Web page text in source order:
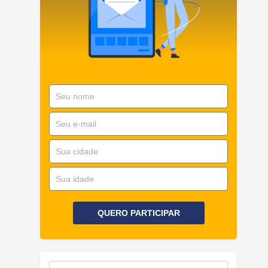
QUERO PARTICIPAR